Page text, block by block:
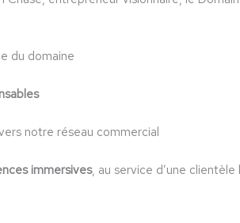
du domaine
notre réseau commercial
immersives, au service d’une